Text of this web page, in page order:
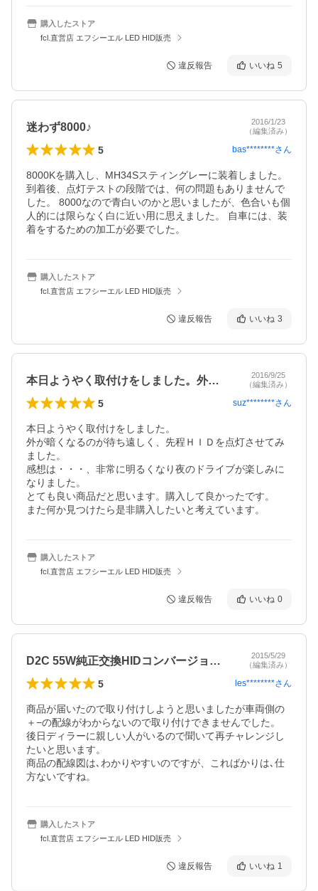
購入したストア
fcl.直営店 エフシーエル LED HID販売
違反報告 いいね 5
迷わず8000♪
2016/1/23
（編集済み）
5 bas********さん
8000Kを購入し、MH34Sスティングレーに装着しました。
到着後、点灯テストの段階では、何の問題もありませんで
した。 8000なので青白いのかと思いましたが、色合いも個
人的には限らなく白に近い用に思えました。 自車には、装
着をするための加工が必要でした。
購入したストア
fcl.直営店 エフシーエル LED HID販売
違反報告 いいね 3
本日ようやく取付けをしました。外が暗く…
2016/9/25
（編集済み）
5 suz********さん
本日ようやく取付けをしました。
外が暗くなるのが待ち遠しく、先程ＨＩＤを点灯させてみ
ました。
感想は・・・、非常に明るくなり夜のドライブが楽しみに
なりました。
とても良い商品だと思います。購入して良かったです。
また何か見つけたら是非購入したいと考えています。
購入したストア
fcl.直営店 エフシーエル LED HID販売
違反報告 いいね 0
D2C 55W純正交換HIDコンバージョンキット
2015/5/29
（編集済み）
5 les********さん
商品が届いたので取り付けしようと思いましたが車両側の
＋−の配線がわからないので取り付けできませんでした。
後日ディラーに親しい人がいるので聞いて再チャレンジし
たいと思います。
商品の配線図は､わかりやすいのですが、こればかりは､仕
方ないですね。
購入したストア
fcl.直営店 エフシーエル LED HID販売
違反報告 いいね 1